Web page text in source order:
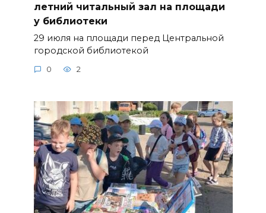
летний читальный зал на площади
у библиотеки
29 июля на площади перед Центральной
городской библиотекой
0 2